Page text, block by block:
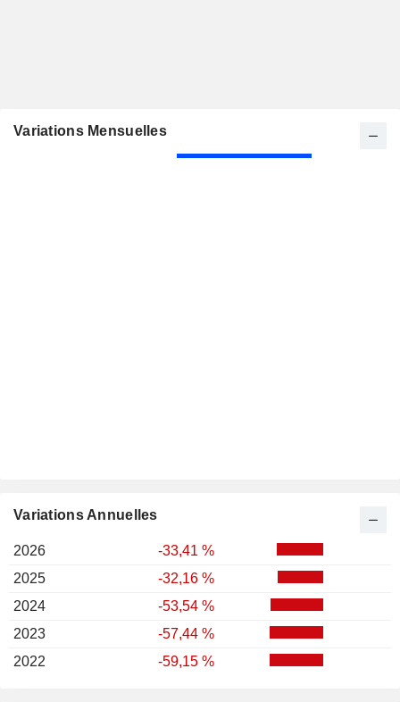
Variations Mensuelles
Variations Annuelles
2026
-33,41 %
2025
-32,16 %
2024
-53,54 %
2023
-57,44 %
2022
-59,15 %